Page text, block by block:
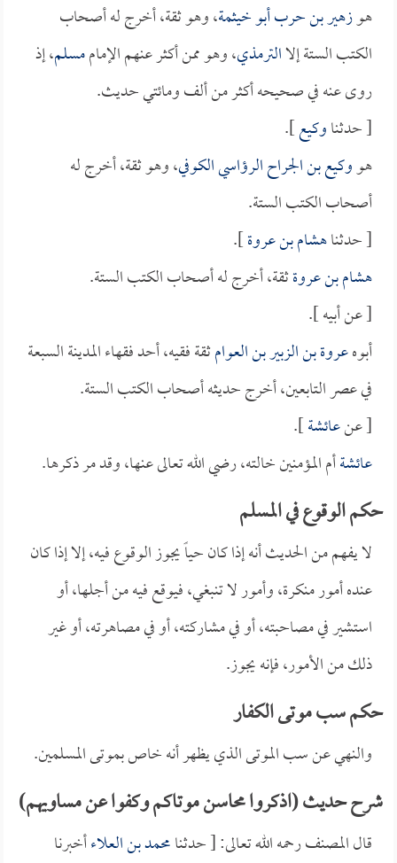
هوزهير بن حرب أبو خيثمة، وهو ثقة، أخرج له أصحاب
الكتب الستة إلاالترمذي، وهو ممن أكثر عنهم الإماممسلم، إذ
روى عنه في صحيحه أكثر من ألف ومائتي حديث.
[ حدثناوكيع].
هووكيع بن الجراح الرؤاسي الكوفي، وهو ثقة، أخرج له
أصحاب الكتب الستة.
[ حدثناهشام بن عروة].
هشام بن عروةثقة، أخرج له أصحاب الكتب الستة.
[ عن أبيه ].
أبوهعروة بن الزبير بن العوامثقة فقيه، أحد فقهاء المدينة السبعة
في عصر التابعين، أخرج حديثه أصحاب الكتب الستة.
[ عنعائشة].
عائشةأم المؤمنين خالته، رضي الله تعالى عنها، وقد مر ذكرها.
حكم الوقوع في المسلم
لا يفهم من الحديث أنه إذا كان حياً يجوز الوقوع فيه، إلا إذا كان
عنده أمور منكرة، وأمور لا تنبغي، فيوقع فيه من أجلها، أو
استشير في مصاحبته، أو في مشاركته، أو في مصاهرته، أو غير
ذلك من الأمور، فإنه يجوز.
حكم سب موتى الكفار
والنهي عن سب الموتى الذي يظهر أنه خاص بموتى المسلمين.
شرح حديث (اذكروا محاسن موتاكم وكفوا عن مساويهم)
قال المصنف رحمه الله تعالى: [ حدثنامحمد بن العلاءأخبرنا